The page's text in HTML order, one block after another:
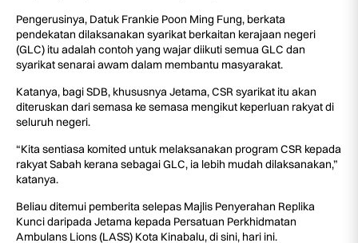
Pengerusinya, Datuk Frankie Poon Ming Fung, berkata
pendekatan dilaksanakan syarikat berkaitan kerajaan negeri
(GLC) itu adalah contoh yang wajar diikuti semua GLC dan
syarikat senarai awam dalam membantu masyarakat.
Katanya, bagi SDB, khususnya Jetama, CSR syarikat itu akan
diteruskan dari semasa ke semasa mengikut keperluan rakyat di
seluruh negeri.
“Kita sentiasa komited untuk melaksanakan program CSR kepada
rakyat Sabah kerana sebagai GLC, ia lebih mudah dilaksanakan,”
katanya.
Beliau ditemui pemberita selepas Majlis Penyerahan Replika
Kunci daripada Jetama kepada Persatuan Perkhidmatan
Ambulans Lions (LASS) Kota Kinabalu, di sini, hari ini.